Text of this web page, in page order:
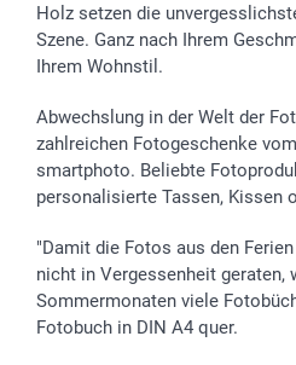
Holz setzen die
Szene. Ganz nach Ihrem
Ihrem Wohnstil.
Abwechslung in der Welt der
zahlreichen Fotogeschenke
smartphoto. Beliebte
personalisierte Tassen, Kissen
"Damit die Fotos aus den
nicht in Vergessenheit geraten,
Sommermonaten viele
Fotobuch in DIN A4 quer.